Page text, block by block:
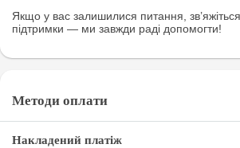
Якщо у вас залишилися питання,
підтримки — ми завжди раді допомогти!
Методи оплати
Накладений платіж